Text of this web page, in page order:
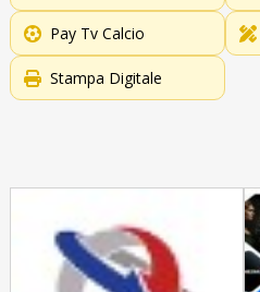
Pay Tv Calcio
Stampa Digitale